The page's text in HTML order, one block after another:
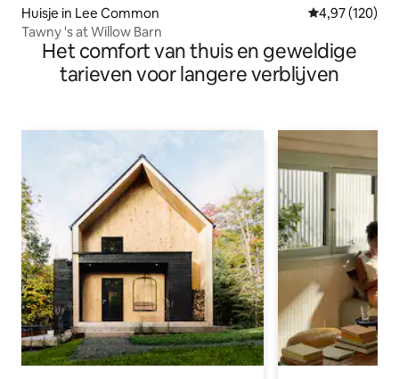
Huisje in Lee Common Gemiddelde
4,97 (120)
Tawny 's at Willow Barn
Het comfort van thuis en geweldige
tarieven voor langere verblijven